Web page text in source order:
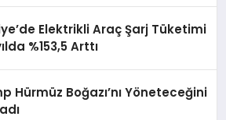
Elektrikli Araç Şarj Tüketimi
%153,5 Arttı
Hürmüz Boğazı’nı Yöneteceğini